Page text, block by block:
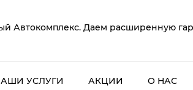
Автокомплекс. Даем расширенную
УСЛУГИ АКЦИИ О НАС